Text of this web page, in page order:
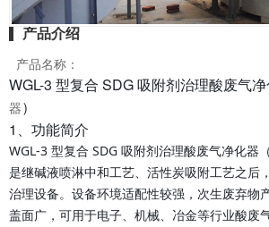
产品介绍
产品名称：
WGL-3 型复合 SDG 吸附剂治理酸废气
器）
1、功能简介
WGL-3 型复合 SDG 吸附剂治理酸废气净化器
是继碱液喷淋中和工艺、活性炭吸附工艺之后
治理设备。设备环境适配性较强，次生废弃物
盖面广，可用于电子、机械、冶金等行业酸废